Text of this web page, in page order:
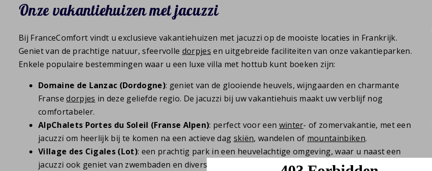
Onze vakantiehuizen met jacuzzi
Bij FranceComfort vindt u exclusieve vakantiehuizen met jacuzzi op de mooiste locaties in Frankrijk.
Geniet van de prachtige natuur, sfeervolle dorpjes en uitgebreide faciliteiten van onze vakantieparken.
Enkele populaire bestemmingen waar u een luxe villa met hottub kunt boeken zijn:
Domaine de Lanzac (Dordogne): geniet van de glooiende heuvels, wijngaarden en charmante
Fransedorpjes in deze geliefde regio. De jacuzzi bij uw vakantiehuis maakt uw verblijf nog
comfortabeler.
AlpChalets Portes du Soleil (Franse Alpen): perfect voor een winter- of zomervakantie, met een
jacuzzi om heerlijk bij te komen na een actieve dag skiën, wandelen of mountainbiken.
Village des Cigales (Lot): een prachtig park in een heuvelachtige omgeving, waar u naast een
jacuzzi ook geniet van zwembaden en diverse recreatiemogelijkheden.